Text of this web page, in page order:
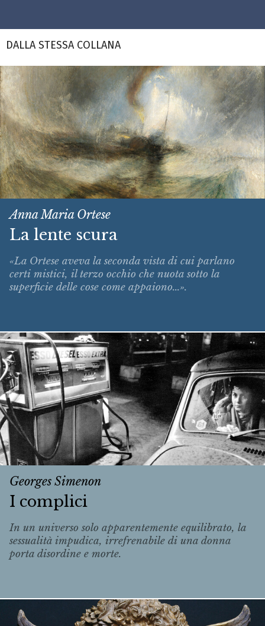
DALLA STESSA COLLANA
Anna Maria Ortese
La lente scura
«La Ortese aveva la seconda vista di cui parlano
certi mistici, il terzo occhio che nuota sotto la
superficie delle cose come appaiono...».
Georges Simenon
I complici
In un universo solo apparentemente equilibrato, la
sessualità impudica, irrefrenabile di una donna
porta disordine e morte.